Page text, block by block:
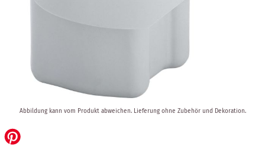
Anfang
der
Bildergalerie
Abbildung kann vom Produkt abweichen. Lieferung ohne Zubehör und Dekoration.